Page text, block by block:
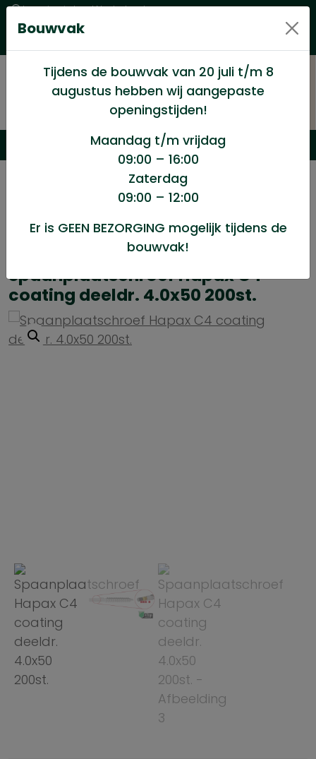
Levering in heel Nederland
Goede kwaliteitsproducten met een eerlijke prijs
Ijzerwaren/
Spaanplaatschroef Hapax C4 coating deeldr. 4.0×50
200st.
Spaanplaatschroef Hapax C4
coating deeldr. 4.0x50 200st.
Bouwvak
Tijdens de bouwvak van 20 juli t/m 8
augustus hebben wij aangepaste
openingstijden!
Maandag t/m vrijdag
09:00 – 16:00
Zaterdag
09:00 – 12:00
Er is GEEN BEZORGING mogelijk tijdens de
bouwvak!